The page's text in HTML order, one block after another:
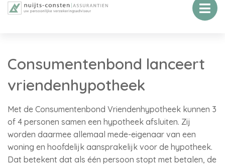
Consumentenbond lanceert
vriendenhypotheek
Met de Consumentenbond Vriendenhypotheek kunnen 3
of 4 personen samen een hypotheek afsluiten. Zij
worden daarmee allemaal mede-eigenaar van een
woning en hoofdelijk aansprakelijk voor de hypotheek.
Dat betekent dat als één persoon stopt met betalen, de